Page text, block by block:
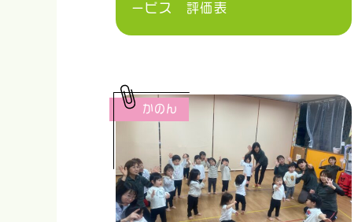
ービス 評価表
かのん